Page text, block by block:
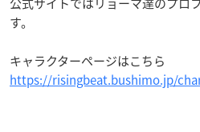
す。
キャラクターページはこちら
https://risingbeat.bushimo.jp/